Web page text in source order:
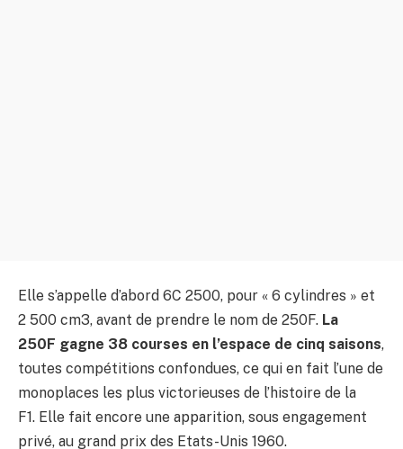
Elle s’appelle d’abord 6C 2500, pour « 6 cylindres » et
2 500 cm3, avant de prendre le nom de 250F. La
250F gagne 38 courses en l’espace de cinq saisons,
toutes compétitions confondues, ce qui en fait l’une de
monoplaces les plus victorieuses de l’histoire de la
F1. Elle fait encore une apparition, sous engagement
privé, au grand prix des Etats-Unis 1960.